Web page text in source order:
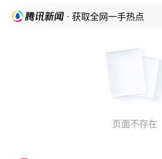
· 获取全网一手热点
页面不存在